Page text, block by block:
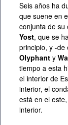
Seis años ha
que suene en
conjunta de su
Yost, que se
principio, y -de
Olyphant y
tiempo a esta
el interior de
interior, el
está en el
interior.